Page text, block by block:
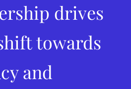
drives
towards
and